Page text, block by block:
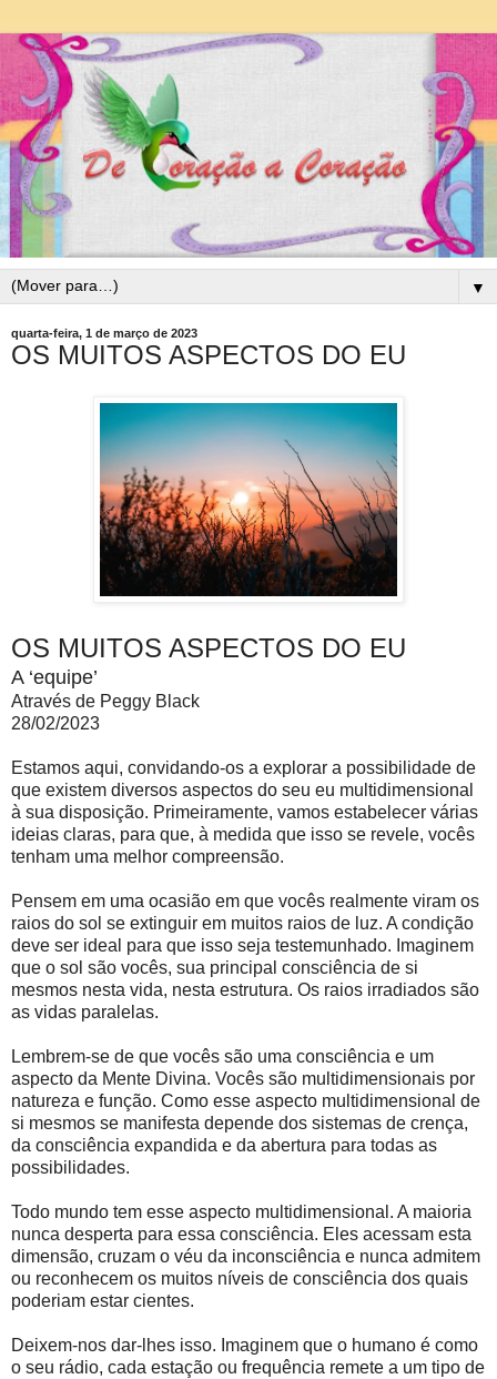
▼
quarta-feira, 1 de março de 2023
OS MUITOS ASPECTOS DO EU
OS MUITOS ASPECTOS DO EU
A ‘equipe’
Através de Peggy Black
28/02/2023
Estamos aqui, convidando-os a explorar a possibilidade de
que existem diversos aspectos do seu eu multidimensional
à sua disposição. Primeiramente, vamos estabelecer várias
ideias claras, para que, à medida que isso se revele, vocês
tenham uma melhor compreensão.
Pensem em uma ocasião em que vocês realmente viram os
raios do sol se extinguir em muitos raios de luz. A condição
deve ser ideal para que isso seja testemunhado. Imaginem
que o sol são vocês, sua principal consciência de si
mesmos nesta vida, nesta estrutura. Os raios irradiados são
as vidas paralelas.
Lembrem-se de que vocês são uma consciência e um
aspecto da Mente Divina. Vocês são multidimensionais por
natureza e função. Como esse aspecto multidimensional de
si mesmos se manifesta depende dos sistemas de crença,
da consciência expandida e da abertura para todas as
possibilidades.
Todo mundo tem esse aspecto multidimensional. A maioria
nunca desperta para essa consciência. Eles acessam esta
dimensão, cruzam o véu da inconsciência e nunca admitem
ou reconhecem os muitos níveis de consciência dos quais
poderiam estar cientes.
Deixem-nos dar-lhes isso. Imaginem que o humano é como
o seu rádio, cada estação ou frequência remete a um tipo de